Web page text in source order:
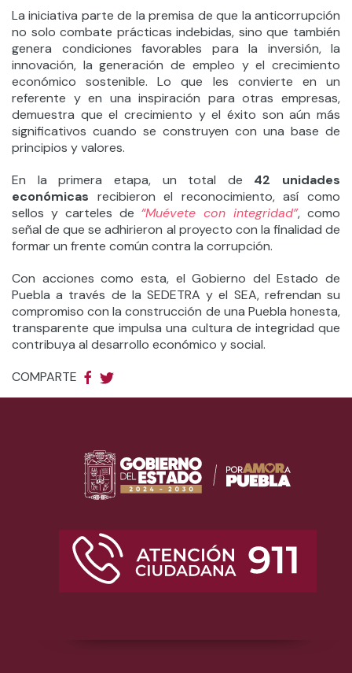
La iniciativa parte de la premisa de que la anticorrupción
no solo combate prácticas indebidas, sino que también
genera condiciones favorables para la inversión, la
innovación, la generación de empleo y el crecimiento
económico sostenible. Lo que les convierte en un
referente y en una inspiración para otras empresas,
demuestra que el crecimiento y el éxito son aún más
significativos cuando se construyen con una base de
principios y valores.
En la primera etapa, un total de 42 unidades
económicas recibieron el reconocimiento, así como
sellos y carteles de “Muévete con integridad”, como
señal de que se adhirieron al proyecto con la finalidad de
formar un frente común contra la corrupción.
Con acciones como esta, el Gobierno del Estado de
Puebla a través de la SEDETRA y el SEA, refrendan su
compromiso con la construcción de una Puebla honesta,
transparente que impulsa una cultura de integridad que
contribuya al desarrollo económico y social.
COMPARTE